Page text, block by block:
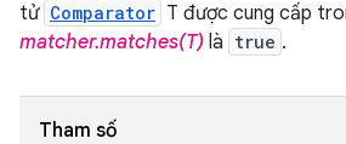
tử Comparator T được cung cấp
matcher.matches(T) là true .
Tham số